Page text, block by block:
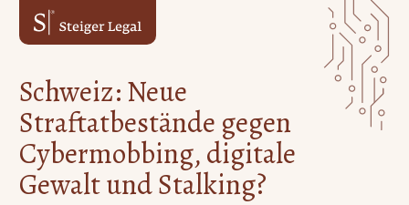
Hauptmenü
Schweiz: Neue
Straftatbestände gegen
Cybermobbing, digitale
Gewalt und Stalking?